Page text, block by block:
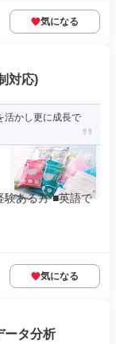
気になる
対応)
活かし更に成長で
験ある方 ■英語で
気になる
ータ分析